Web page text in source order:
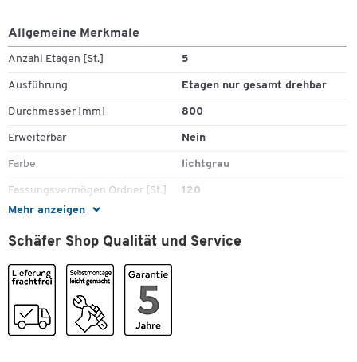
Mehr anzeigen
Allgemeine Merkmale
Anzahl Etagen [St.] 5
Ausführung Etagen nur gesamt drehbar
Durchmesser [mm] 800
Erweiterbar Nein
Farbe lichtgrau
Fassungsvermögen Ordner [St.] 120
Fassungsvermögen pro Etage
[St.]
Höhe [mm]
Material Böden
Schäfer Shop Qualität und Service
Zum Zoomen doppeltippen